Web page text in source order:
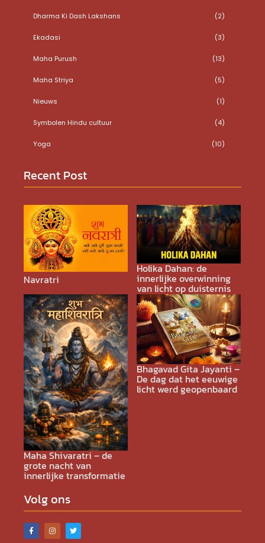
Dharma Ki Dash Lakshans (2)
Ekadasi (3)
Maha Purush (13)
Maha Striya (5)
Nieuws (1)
Symbolen Hindu cultuur (4)
Yoga (10)
Recent Post
Navratri
Holika Dahan: de
innerlijke overwinning
van licht op duisternis
Maha Shivaratri – de
grote nacht van
innerlijke transformatie
Bhagavad Gita Jayanti –
De dag dat het eeuwige
licht werd geopenbaard
Volg ons